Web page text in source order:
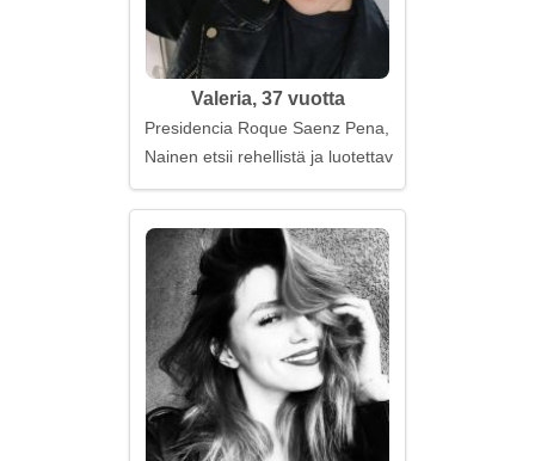
Valeria, 37 vuotta
Presidencia Roque Saenz Pena, Argentiina
Nainen etsii rehellistä ja luotettavaa miestä